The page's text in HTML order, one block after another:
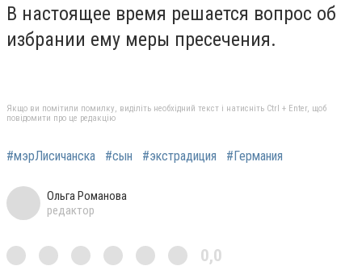
В настоящее время решается вопрос об
избрании ему меры пресечения.
Якщо ви помітили помилку, виділіть необхідний текст і натисніть Ctrl + Enter, щоб
повідомити про це редакцію
#мэрЛисичанска #сын #экстрадиция #Германия
Ольга Романова
редактор
0,0